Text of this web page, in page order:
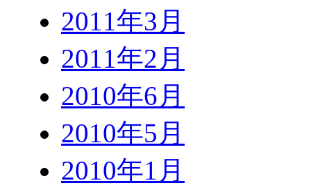
2011年3月
2011年2月
2010年6月
2010年5月
2010年1月